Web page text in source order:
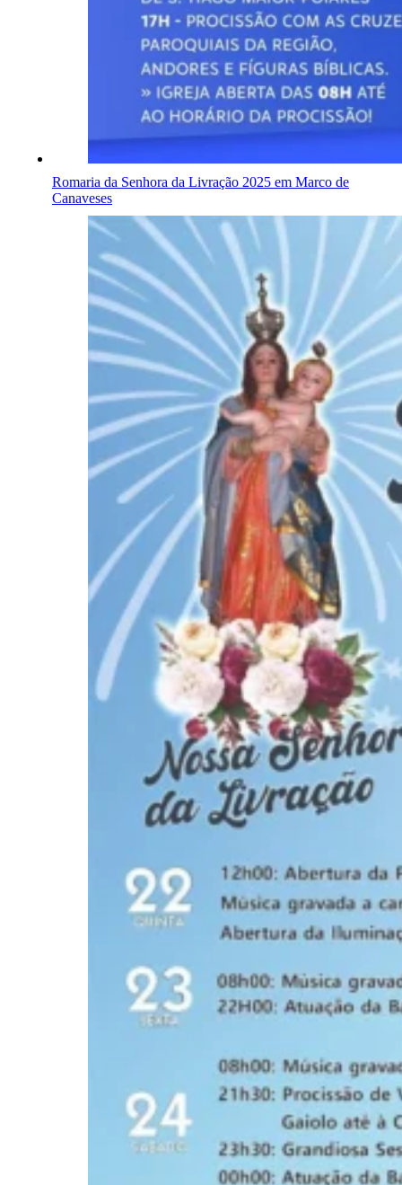
Romaria da Senhora da Livração 2025 em Marco de
Canaveses